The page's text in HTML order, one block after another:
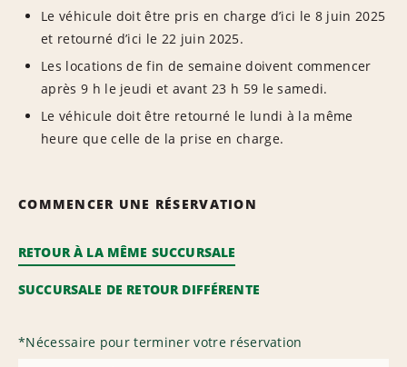
Le véhicule doit être pris en charge d’ici le 8 juin 2025
et retourné d’ici le 22 juin 2025.
Les locations de fin de semaine doivent commencer
après 9 h le jeudi et avant 23 h 59 le samedi.
Le véhicule doit être retourné le lundi à la même
heure que celle de la prise en charge.
COMMENCER UNE RÉSERVATION
RETOUR À LA MÊME SUCCURSALE
SUCCURSALE DE RETOUR DIFFÉRENTE
*Nécessaire pour terminer votre réservation